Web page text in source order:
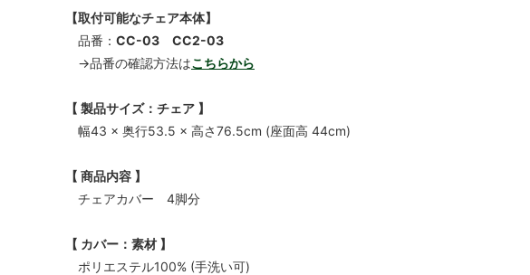
【取付可能なチェア本体】
品番： CC-03 CC2-03
→品番の確認方法はこちらから
【 製品サイズ：チェア 】
幅43 × 奥行53.5 × 高さ76.5cm (座面高 44cm)
【 商品内容 】
チェアカバー 4脚分
【 カバー：素材 】
ポリエステル100% (手洗い可)